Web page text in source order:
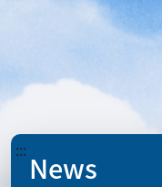
::: News